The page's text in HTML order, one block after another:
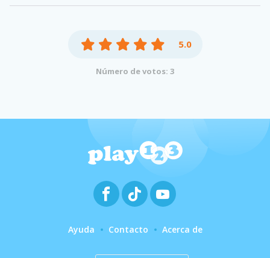
5.0
Número de votos: 3
Ayuda Contacto Acerca de